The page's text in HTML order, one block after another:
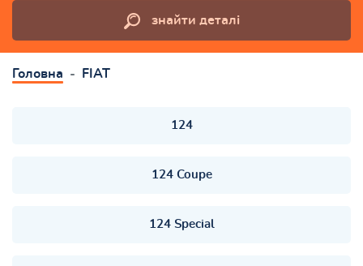
знайти деталі
Головна FIAT
124
124 Coupe
124 Special